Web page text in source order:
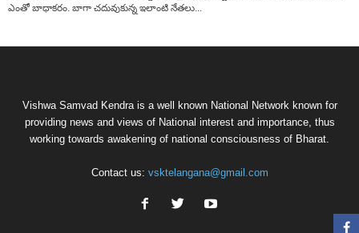
ఎంతో బాధాకరం. బాగా చదువుకున్న ఇలాంటి నేతలు...
Vishwa Samvad Kendra is a well known National Network known for
providing news and views of National interest and importance, thus
working towards awakening of national consciousness of Bharat.
Contact us: vsktelangana@gmail.com